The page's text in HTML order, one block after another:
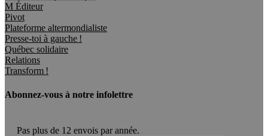
M Éditeur
Pivot
Plateforme altermondialiste
Presse-toi à gauche !
Québec solidaire
Relations
Transform !
Abonnez-vous à notre infolettre
Pas plus de 12 envois par année.